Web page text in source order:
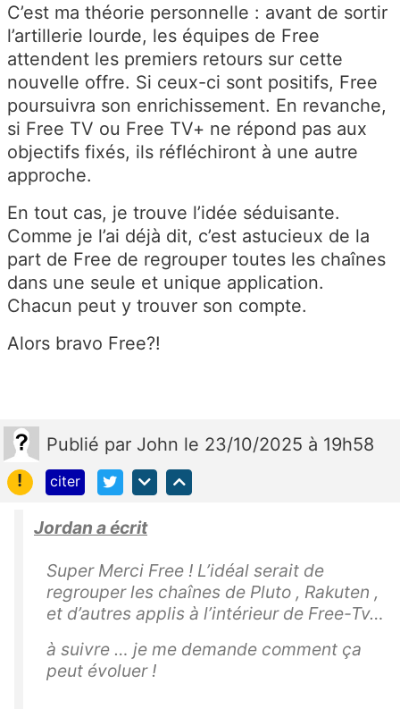
C’est ma théorie personnelle : avant de sortir
l’artillerie lourde, les équipes de Free
attendent les premiers retours sur cette
nouvelle offre. Si ceux-ci sont positifs, Free
poursuivra son enrichissement. En revanche,
si Free TV ou Free TV+ ne répond pas aux
objectifs fixés, ils réfléchiront à une autre
approche.
En tout cas, je trouve l’idée séduisante.
Comme je l’ai déjà dit, c’est astucieux de la
part de Free de regrouper toutes les chaînes
dans une seule et unique application.
Chacun peut y trouver son compte.
Alors bravo Free?!
Publié par John le 23/10/2025 à 19h58
!
citer
Jordan a écrit
Super Merci Free ! L’idéal serait de
regrouper les chaînes de Pluto , Rakuten ,
et d’autres applis à l’intérieur de Free-Tv…
à suivre … je me demande comment ça
peut évoluer !